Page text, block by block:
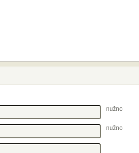
nužno
nužno